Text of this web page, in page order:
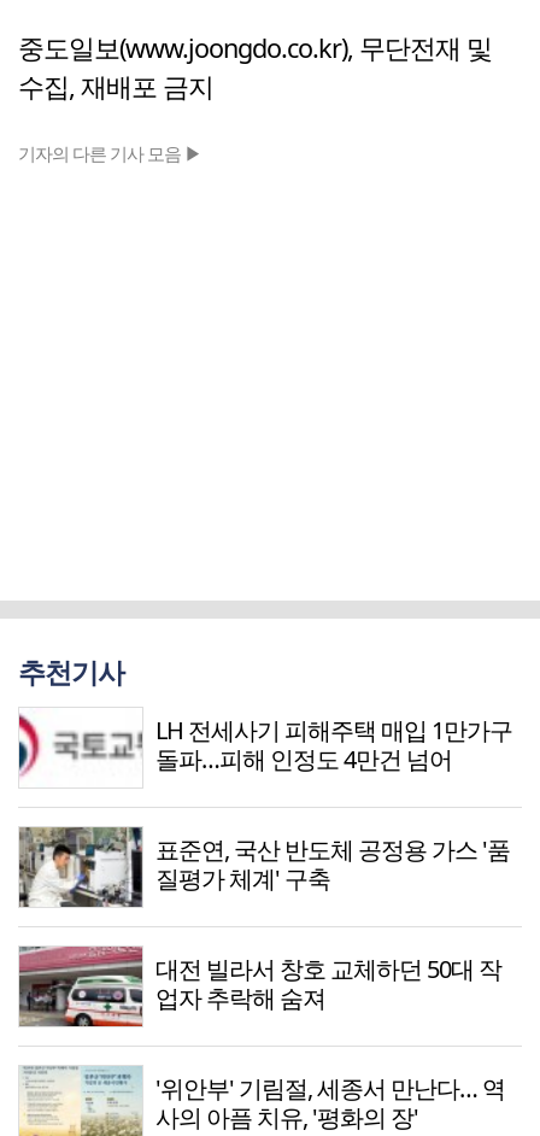
중도일보(www.joongdo.co.kr), 무단전재 및
수집, 재배포 금지
기자의 다른 기사 모음 ▶
추천기사
LH 전세사기 피해주택 매입 1만가구
돌파…피해 인정도 4만건 넘어
표준연, 국산 반도체 공정용 가스 '품
질평가 체계' 구축
대전 빌라서 창호 교체하던 50대 작
업자 추락해 숨져
'위안부' 기림절, 세종서 만난다… 역
사의 아픔 치유, '평화의 장'